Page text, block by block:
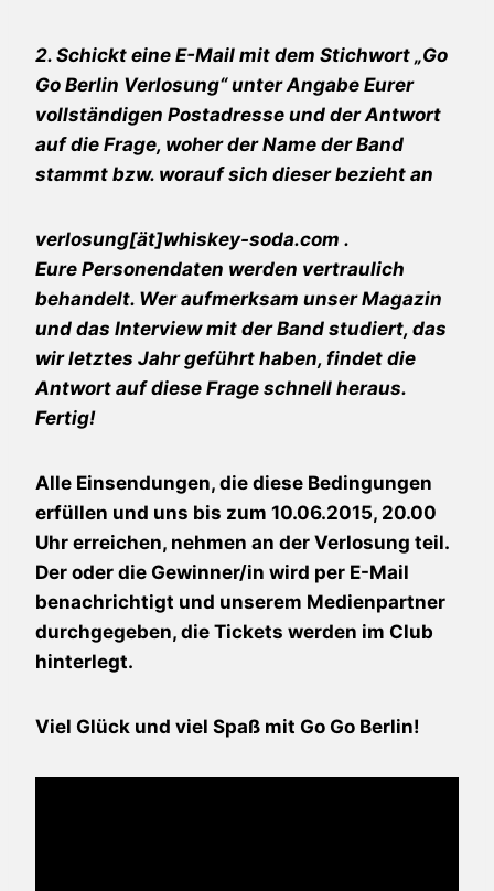
2. Schickt eine E-Mail mit dem Stichwort „Go
Go Berlin Verlosung“ unter Angabe Eurer
vollständigen Postadresse und der Antwort
auf die Frage, woher der Name der Band
stammt bzw. worauf sich dieser bezieht an
verlosung[ät]whiskey-soda.com .
Eure Personendaten werden vertraulich
behandelt. Wer aufmerksam unser Magazin
und das Interview mit der Band studiert, das
wir letztes Jahr geführt haben, findet die
Antwort auf diese Frage schnell heraus.
Fertig!
Alle Einsendungen, die diese Bedingungen
erfüllen und uns bis zum 10.06.2015, 20.00
Uhr erreichen, nehmen an der Verlosung teil.
Der oder die Gewinner/in wird per E-Mail
benachrichtigt und unserem Medienpartner
durchgegeben, die Tickets werden im Club
hinterlegt.
Viel Glück und viel Spaß mit Go Go Berlin!